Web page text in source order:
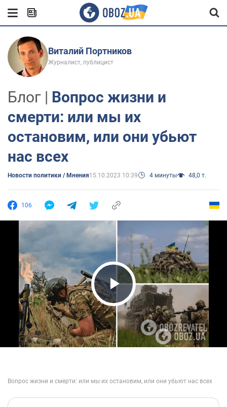
Виталий Портников
Журналист, публицист
Блог | Вопрос жизни и
смерти: или мы их
остановим, или они убьют
нас всех
Новости политики / Мнения15.10.2023 10:39 4 минуты 48,0 т.
106
Play Video